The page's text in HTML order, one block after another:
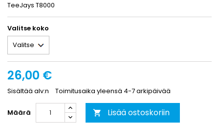
TeeJays T8000
Valitse koko
26,00 €
Sisältää alv:n Toimitusaika yleensä 4-7 arkipäivää
Määrä  Lisää ostoskoriin